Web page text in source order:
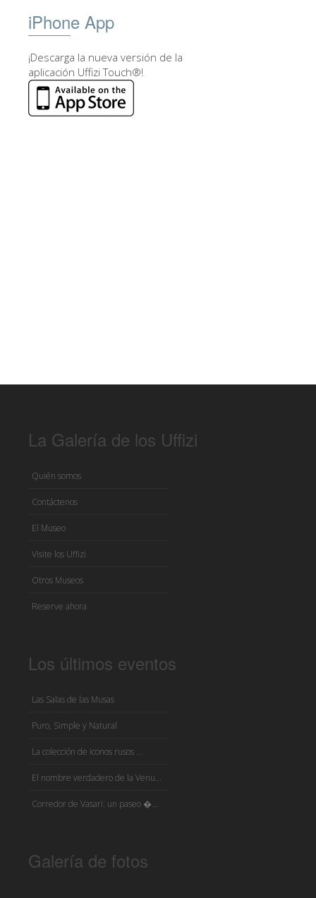
iPhone App
¡Descarga la nueva versión de la
aplicación Uffizi Touch®!
La Galería de los Uffizi
Quién somos
Contáctenos
El Museo
Visite los Uffizi
Otros Museos
Reserve ahora
Los últimos eventos
Las Salas de las Musas
Puro, Simple y Natural
La colección de iconos rusos ...
El nombre verdadero de la Venu...
Corredor de Vasari: un paseo �...
Galería de fotos